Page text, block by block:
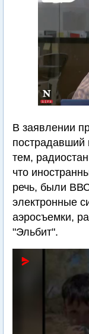
В заявлении
пострадавший
тем,
что
речь, были
электронные
аэросъемки,
"Эльбит".